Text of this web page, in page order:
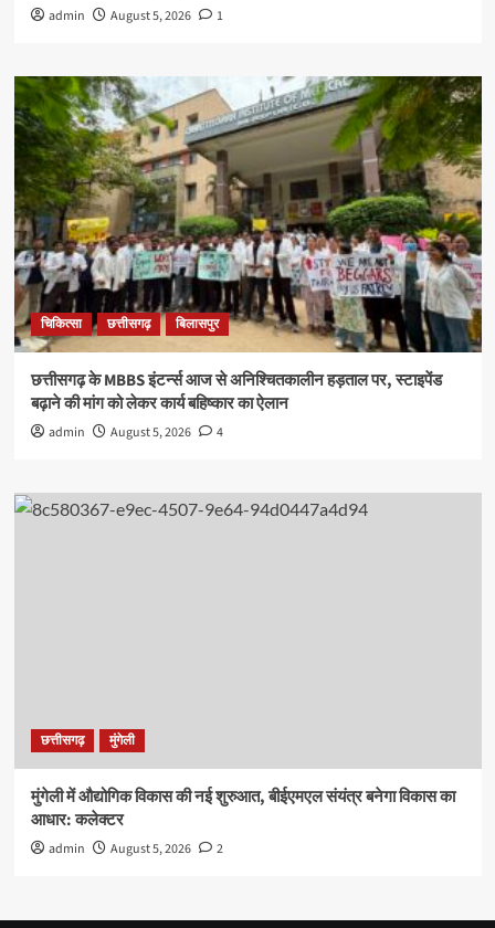
admin August 5, 2026 1
चिकित्सा छत्तीसगढ़ बिलासपुर
छत्तीसगढ़ के MBBS इंटर्न्स आज से अनिश्चितकालीन हड़ताल पर, स्टाइपेंड
बढ़ाने की मांग को लेकर कार्य बहिष्कार का ऐलान
admin August 5, 2026 4
छत्तीसगढ़ मुंगेली
मुंगेली में औद्योगिक विकास की नई शुरुआत, बीईएमएल संयंत्र बनेगा विकास का
आधार: कलेक्टर
admin August 5, 2026 2